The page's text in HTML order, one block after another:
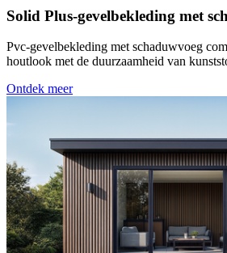
Solid Plus-gevelbekleding met
Pvc-gevelbekleding met schaduwvoeg
houtlook met de duurzaamheid van
Ontdek meer